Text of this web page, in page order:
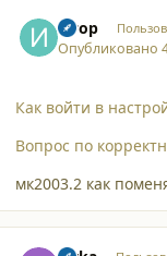
Игор
Опубликовано
Как войти в
Вопрос по
мк2003.2 как